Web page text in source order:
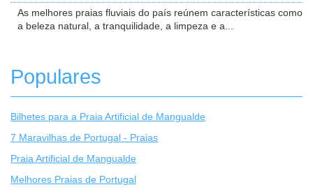
As melhores praias fluviais do país reúnem características como
a beleza natural, a tranquilidade, a limpeza e a...
Populares
Bilhetes para a Praia Artificial de Mangualde
7 Maravilhas de Portugal - Praias
Praia Artificial de Mangualde
Melhores Praias de Portugal